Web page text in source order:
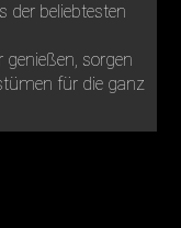
der beliebtesten
sorgen
für die ganz